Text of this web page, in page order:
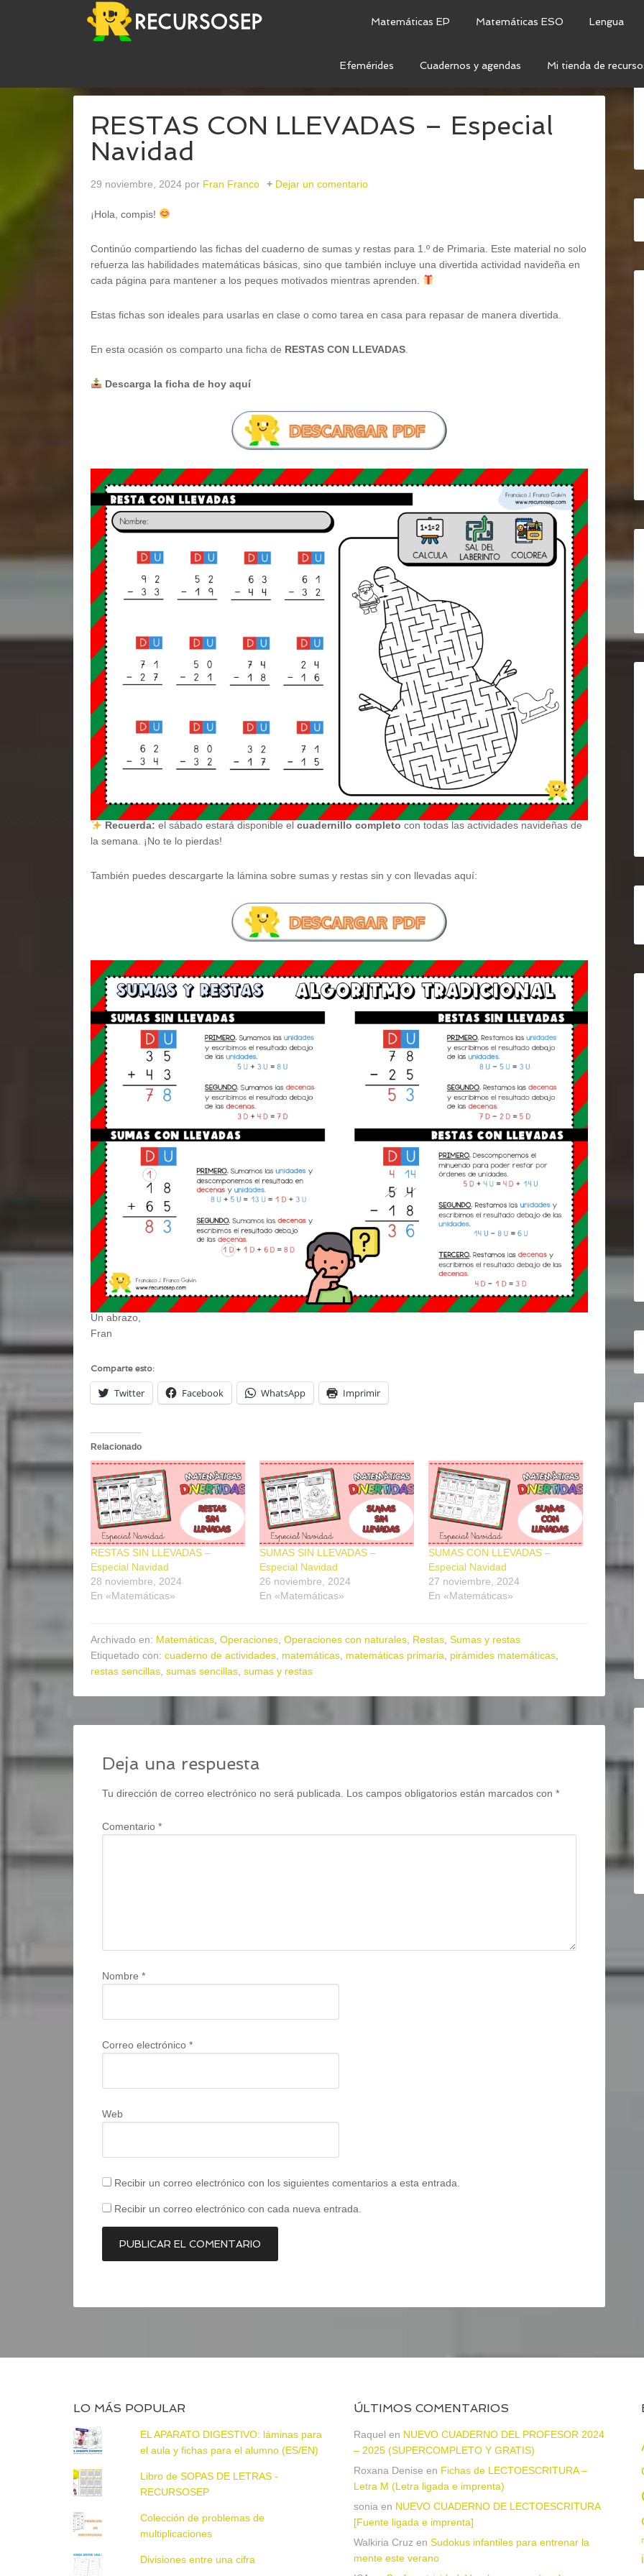
Matemáticas EP Matemáticas ESO Lengua
Efemérides Cuadernos y agendas Mi tienda de
RESTAS CON LLEVADAS – ESPECIAL NAVIDAD
RESTAS CON LLEVADAS – Especial
Navidad
29 noviembre, 2024 por Fran Franco Dejar un comentario
¡Hola, compis!
Continúo compartiendo las fichas del cuaderno de sumas y restas para 1.º de Primaria. Este material no solo
refuerza las habilidades matemáticas básicas, sino que también incluye una divertida actividad navideña en
cada página para mantener a los peques motivados mientras aprenden.
Estas fichas son ideales para usarlas en clase o como tarea en casa para repasar de manera divertida.
En esta ocasión os comparto una ficha de RESTAS CON LLEVADAS
Descarga la ficha de hoy aquí
Recuerda: el sábado estará disponible el cuadernillo completo con todas las actividades navideñas de
la semana. ¡No te lo pierdas!
También puedes descargarte la lámina sobre sumas y restas sin y con llevadas aquí:
Un abrazo,
Fran
Comparte esto:
Twitter Facebook WhatsApp Imprimir
Relacionado
RESTAS SIN LLEVADAS –
Especial Navidad
28 noviembre, 2024
En «Matemáticas»
SUMAS SIN LLEVADAS –
Especial Navidad
26 noviembre, 2024
En «Matemáticas»
SUMAS CON LLEVADAS –
Especial Navidad
27 noviembre, 2024
En «Matemáticas»
Archivado en: Matemáticas, Operaciones, Operaciones con naturales, Restas, Sumas y restas
Etiquetado con: cuaderno de actividades, matemáticas, matemáticas primaria, pirámides matemáticas,
restas sencillas, sumas sencillas, sumas y restas
Deja una respuesta
Tu dirección de correo electrónico no será publicada. Los campos obligatorios están marcados con *
Comentario *
Nombre *
Correo electrónico *
Web
Recibir un correo electrónico con los siguientes comentarios a esta entrada.
Recibir un correo electrónico con cada nueva entrada.
LO MÁS POPULAR
EL APARATO DIGESTIVO: láminas para
el aula y fichas para el alumno (ES/EN)
Libro de SOPAS DE LETRAS -
RECURSOSEP
Colección de problemas de
multiplicaciones
Divisiones entre una cifra
ÚLTIMOS COMENTARIOS
Raquel en NUEVO CUADERNO DEL PROFESOR 2024
– 2025 (SUPERCOMPLETO Y GRATIS)
Roxana Denise en Fichas de LECTOESCRITURA –
Letra M (Letra ligada e imprenta)
sonia en NUEVO CUADERNO DE LECTOESCRITURA
[Fuente ligada e imprenta]
Walkiria Cruz en Sudokus infantiles para entrenar la
mente este verano